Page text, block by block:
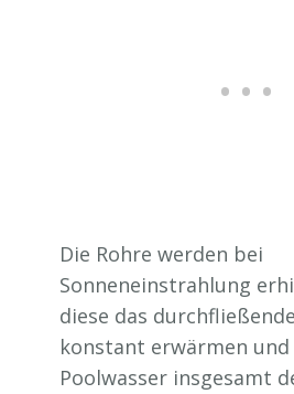
Die Rohre werden bei
Sonneneinstrahlung
diese das
konstant erwärmen
Poolwasser insgesamt